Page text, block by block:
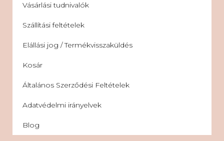
Vásárlási tudnivalók
Szállítási feltételek
Elállási jog / Termékvisszaküldés
Kosár
Általános Szerződési Feltételek
Adatvédelmi irányelvek
Blog